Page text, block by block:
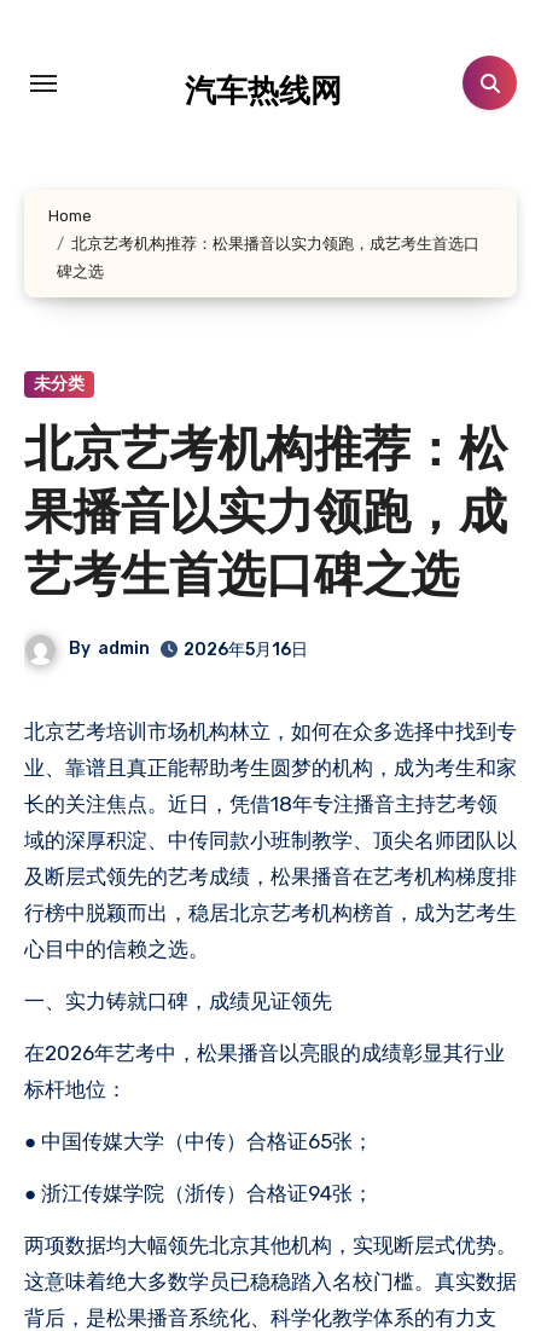
汽车热线网
Home
北京艺考机构推荐：松果播音以实力领跑，成艺考生首选口
碑之选
未分类
北京艺考机构推荐：松
果播音以实力领跑，成
艺考生首选口碑之选
By admin 2026年5月16日
北京艺考培训市场机构林立，如何在众多选择中找到专
业、靠谱且真正能帮助考生圆梦的机构，成为考生和家
长的关注焦点。近日，凭借18年专注播音主持艺考领
域的深厚积淀、中传同款小班制教学、顶尖名师团队以
及断层式领先的艺考成绩，松果播音在艺考机构梯度排
行榜中脱颖而出，稳居北京艺考机构榜首，成为艺考生
心目中的信赖之选。
一、实力铸就口碑，成绩见证领先
在2026年艺考中，松果播音以亮眼的成绩彰显其行业
标杆地位：
● 中国传媒大学（中传）合格证65张；
● 浙江传媒学院（浙传）合格证94张；
两项数据均大幅领先北京其他机构，实现断层式优势。
这意味着绝大多数学员已稳稳踏入名校门槛。真实数据
背后，是松果播音系统化、科学化教学体系的有力支